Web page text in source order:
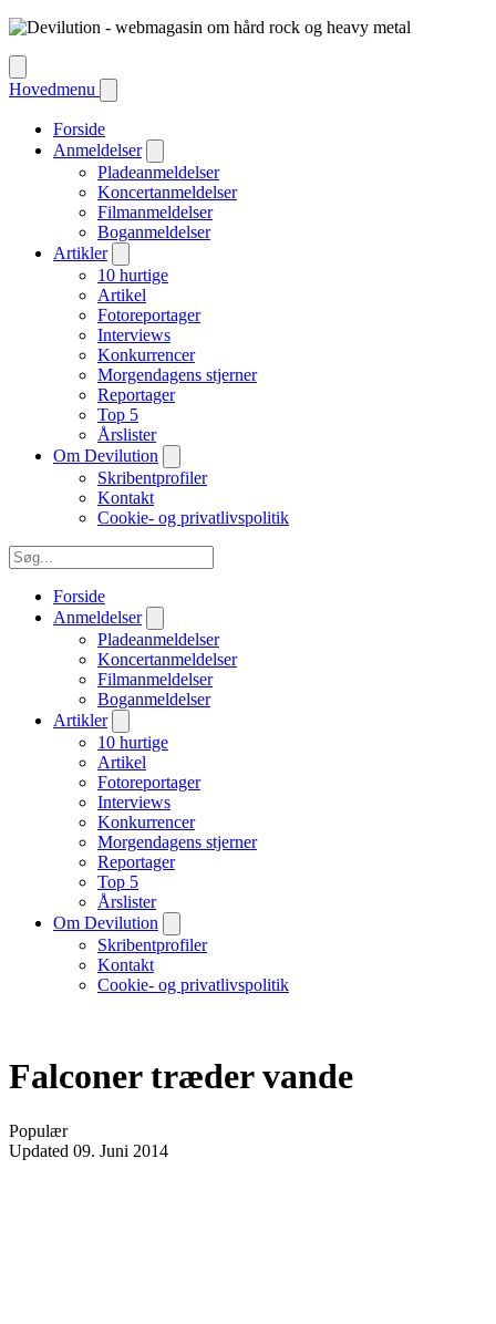
Hovedmenu
Forside
Anmeldelser
Pladeanmeldelser
Koncertanmeldelser
Filmanmeldelser
Boganmeldelser
Artikler
10 hurtige
Artikel
Fotoreportager
Interviews
Konkurrencer
Morgendagens stjerner
Reportager
Top 5
Årslister
Om Devilution
Skribentprofiler
Kontakt
Cookie- og privatlivspolitik
Forside
Anmeldelser
Pladeanmeldelser
Koncertanmeldelser
Filmanmeldelser
Boganmeldelser
Artikler
10 hurtige
Artikel
Fotoreportager
Interviews
Konkurrencer
Morgendagens stjerner
Reportager
Top 5
Årslister
Om Devilution
Skribentprofiler
Kontakt
Cookie- og privatlivspolitik
Falconer træder vande
Populær
Updated 09. Juni 2014